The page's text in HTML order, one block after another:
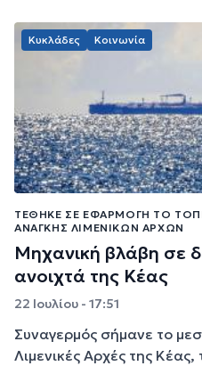
Κυκλάδες Κοινωνία
ΤΈΘΗΚΕ ΣΕ ΕΦΑΡΜΟΓΉ ΤΟ
ΑΝΆΓΚΗΣ ΛΙΜΕΝΙΚΏΝ ΑΡΧΏΝ
Μηχανική βλάβη σε
ανοιχτά της Κέας
22 Ιουλίου - 17:51
Συναγερμός σήμανε το
Λιμενικές Αρχές της